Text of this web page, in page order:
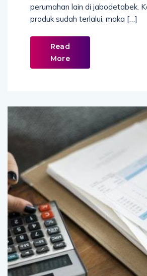
perumahan lain di jabodetabek.
produk sudah terlalui, maka […]
Read
More